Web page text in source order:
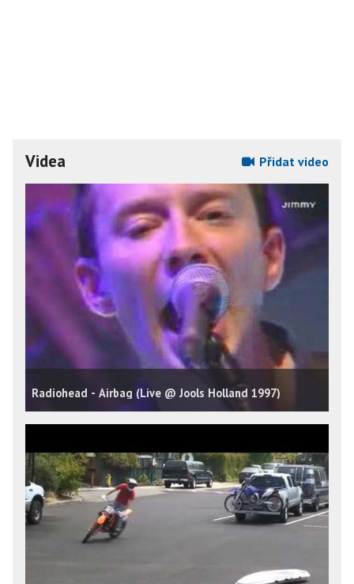
Videa Přidat video
Radiohead - Airbag (Live @ Jools Holland 1997)